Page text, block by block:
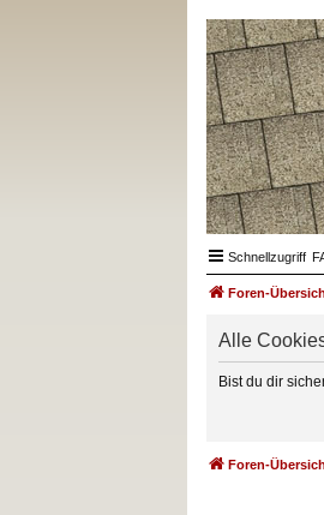
Schnellzugriff
Foren-
Alle
Bist du dir
Foren-